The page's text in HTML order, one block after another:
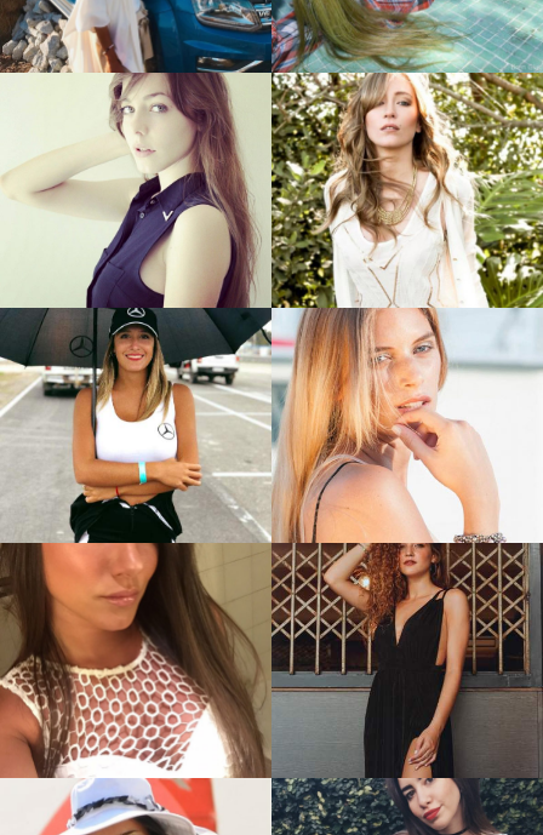
Delfina G.
Laura V. Julieta W.
Camila A. Emilia B
Antonela M Julieta S.